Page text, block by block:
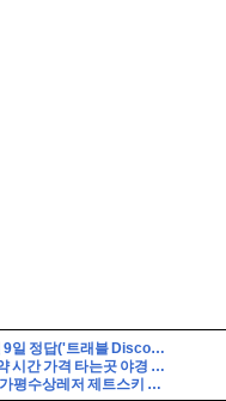
신한카드 퀴즈팡팡 8월 9일 정답('트래블 Discover-Day! 준비부터 설레는 여행 필수 아이템 특가전'에서 판매되는 특가 상품이 아닌 것은?)
홍콩 피크트램 할인 예약 시간 가격 타는곳 야경 자리 꿀팁
가평 빠지 웨이크서핑, 가평수상레저 제트스키 핫플